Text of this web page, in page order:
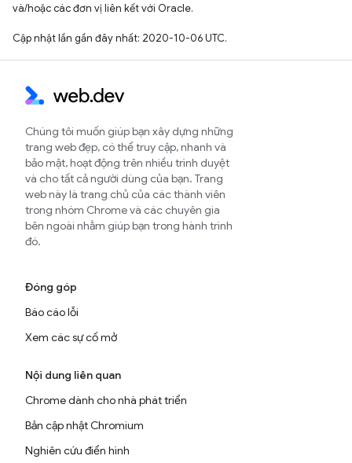
và/hoặc các đơn vị liên kết với Oracle.
Cập nhật lần gần đây nhất: 2020-10-06 UTC.
Chúng tôi muốn giúp bạn xây dựng những
trang web đẹp, có thể truy cập, nhanh và
bảo mật, hoạt động trên nhiều trình duyệt
và cho tất cả người dùng của bạn. Trang
web này là trang chủ của các thành viên
trong nhóm Chrome và các chuyên gia
bên ngoài nhằm giúp bạn trong hành trình
đó.
Đóng góp
Báo cáo lỗi
Xem các sự cố mở
Nội dung liên quan
Chrome dành cho nhà phát triển
Bản cập nhật Chromium
Nghiên cứu điển hình